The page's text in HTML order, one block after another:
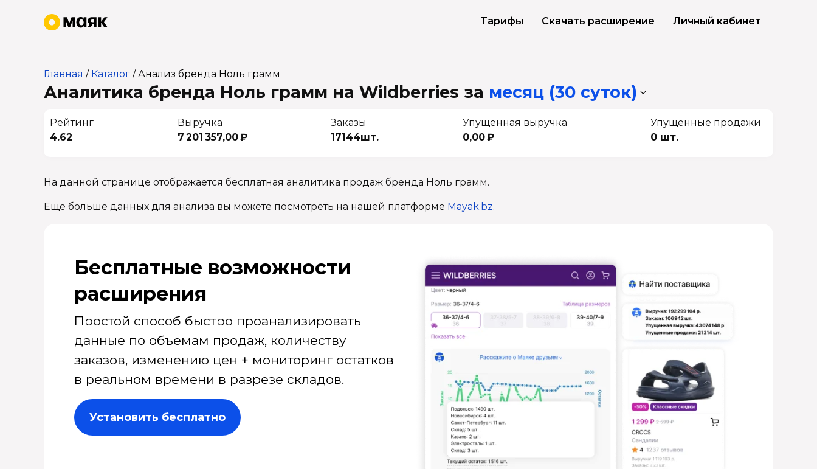
Тарифы Скачать расширение Личный кабинет
Главная / Каталог /Анализ бренда Ноль грамм
Аналитика бренда Ноль грамм на Wildberries за месяц (30 суток)
Рейтинг
4.62
Выручка
7 201 357,00 ₽
Заказы
17144шт.
Упущенная выручка
0,00 ₽
Упущенные продажи
0 шт.
На данной странице отображается бесплатная аналитика продаж бренда Ноль грамм.
Еще больше данных для анализа вы можете посмотреть на нашей платформе Mayak.bz.
Бесплатные возмож­ности
расширения
Простой способ быстро проанализировать
данные по объемам продаж, количеству
заказов, изменению цен + мониторинг остатков
в реальном времени в разрезе складов.
Установить бесплатно